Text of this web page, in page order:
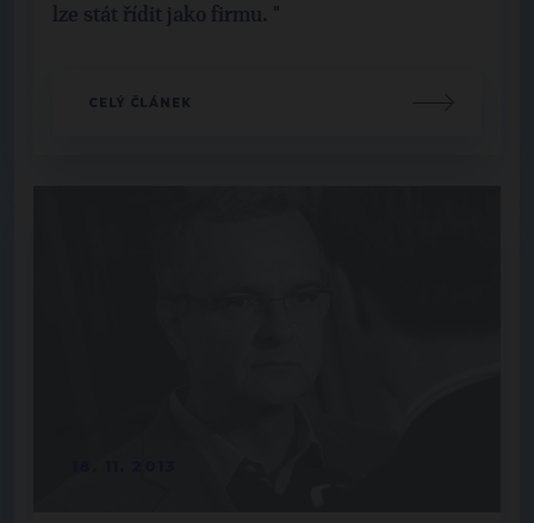
lze stát řídit jako firmu. "
CELÝ ČLÁNEK